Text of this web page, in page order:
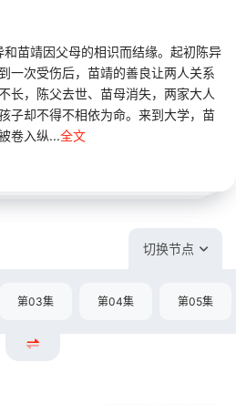
苗靖因父母的相识而结缘。起初陈异
一次受伤后，苗靖的善良让两人关系
长，陈父去世、苗母消失，两家大人
子却不得不相依为命。来到大学，苗
卷入纵...全文
切换节点
第03集 第04集 第05集